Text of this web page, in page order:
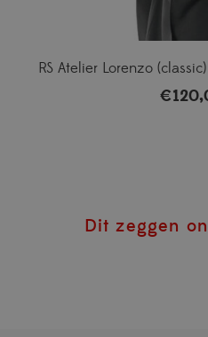
RS Atelier Lorenzo
€
Dit zeggen